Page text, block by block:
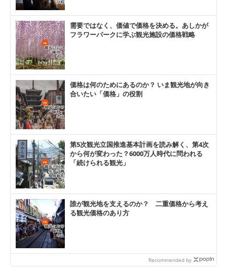
需要ではなく、価値で価格を決める。あしかが
フラワーパークに学ぶ観光施設の価格戦略
価格は何のためにあるのか？ いま観光地が向き
合いたい「価格」の役割
第5次観光立国推進基本計画を読み解く、第4次
から何が変わった？6000万人時代に問われる
「続けられる観光」
誰が観光地を支えるのか？ 二重価格から考え
る観光価格のあり方
Recommended by